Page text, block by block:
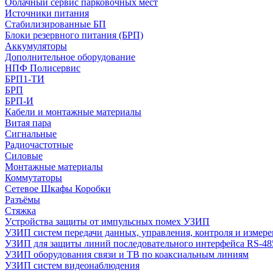
Облачный сервис парковочных мест
Источники питания
Стабилизированные БП
Блоки резервного питания (БРП)
Аккумуляторы
Дополнительное оборудование
НПФ Полисервис
БРП1-ТИ
БРП
БРП-И
Кабели и монтажные материалы
Витая пара
Сигнальные
Радиочастотные
Силовые
Монтажные материалы
Коммутаторы
Сетевое Шкафы Коробки
Разъёмы
Стяжка
Уcтройства защиты от импульсных помех УЗИП
УЗИП систем передачи данных, управления, контроля и
УЗИП для защиты линий последовательного интерфейса RS-
УЗИП оборудования связи и ТВ по коаксиальным линиям
УЗИП систем видеонаблюдения